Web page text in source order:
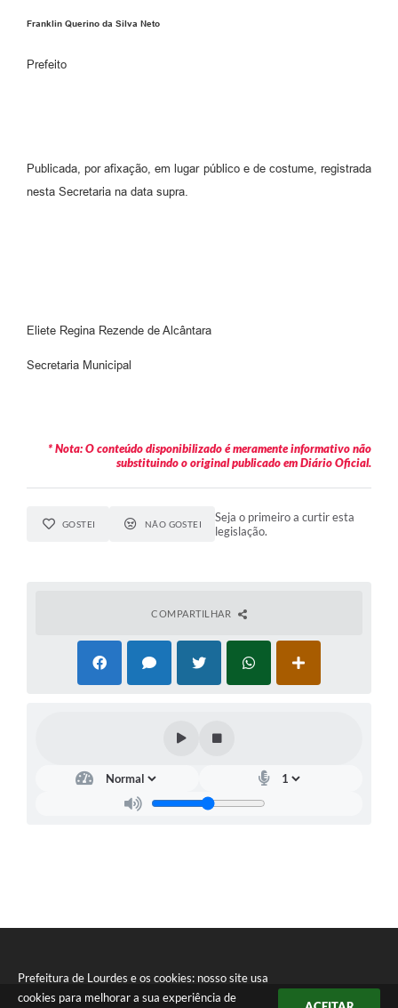
Prefeitura de Lourdes e os cookies: nosso site usa
cookies para melhorar a sua experiência de
Franklin Querino da Silva Neto
Prefeito
Publicada, por afixação, em lugar público e de costume, registrada
nesta Secretaria na data supra.
Eliete Regina Rezende de Alcântara
Secretaria Municipal
* Nota: O conteúdo disponibilizado é meramente informativo não
substituindo o original publicado em Diário Oficial.
GOSTEI NÃO GOSTEI
Seja o primeiro a curtir esta
legislação.
COMPARTILHAR